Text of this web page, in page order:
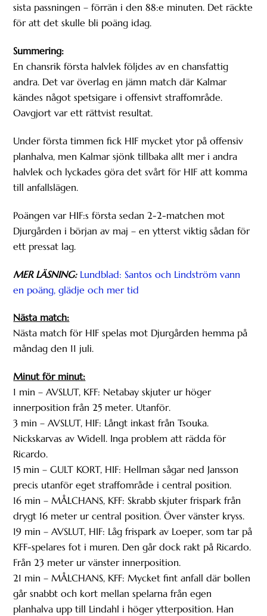
sista passningen – förrän i den 88:e minuten. Det räckte
för att det skulle bli poäng idag.
Summering:
En chansrik första halvlek följdes av en chansfattig
andra. Det var överlag en jämn match där Kalmar
kändes något spetsigare i offensivt straffområde.
Oavgjort var ett rättvist resultat.
Under första timmen fick HIF mycket ytor på offensiv
planhalva, men Kalmar sjönk tillbaka allt mer i andra
halvlek och lyckades göra det svårt för HIF att komma
till anfallslägen.
Poängen var HIF:s första sedan 2-2-matchen mot
Djurgården i början av maj – en ytterst viktig sådan för
ett pressat lag.
MER LÄSNING: Lundblad: Santos och Lindström vann
en poäng, glädje och mer tid
Nästa match:
Nästa match för HIF spelas mot Djurgården hemma på
måndag den 11 juli.
Minut för minut:
1 min – AVSLUT, KFF: Netabay skjuter ur höger
innerposition från 25 meter. Utanför.
3 min – AVSLUT, HIF: Långt inkast från Tsouka.
Nickskarvas av Widell. Inga problem att rädda för
Ricardo.
15 min – GULT KORT, HIF: Hellman sågar ned Jansson
precis utanför eget straffområde i central position.
16 min – MÅLCHANS, KFF: Skrabb skjuter frispark från
drygt 16 meter ur central position. Över vänster kryss.
19 min – AVSLUT, HIF: Låg frispark av Loeper, som tar på
KFF-spelares fot i muren. Den går dock rakt på Ricardo.
Från 23 meter ur vänster innerposition.
21 min – MÅLCHANS, KFF: Mycket fint anfall där bollen
går snabbt och kort mellan spelarna från egen
planhalva upp till Lindahl i höger ytterposition. Han